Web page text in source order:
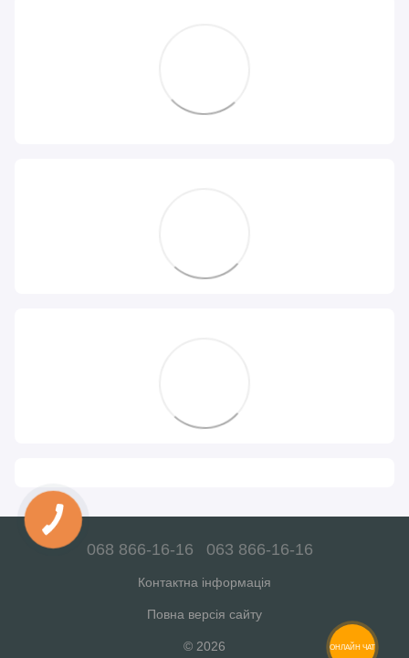
068 866-16-16 063 866-16-16
Контактна інформація
Повна версія сайту
© 2026 ОНЛАЙН ЧАТ